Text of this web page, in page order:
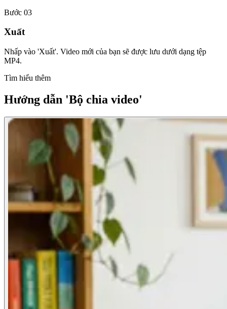
Bước 03
Xuất
Nhấp vào 'Xuất'. Video mới của bạn sẽ được lưu dưới dạng tệp
MP4.
Tìm hiểu thêm
Hướng dẫn 'Bộ chia video'